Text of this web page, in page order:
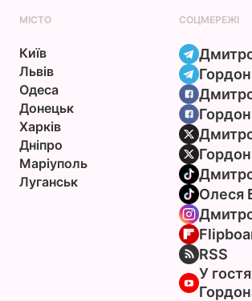
МІСТО
Київ
Львів
Одеса
Донецьк
Харків
Дніпро
Маріуполь
Луганськ
СОЦМЕРЕЖІ
Гордон
Гордон
Гордон
Олеся
RSS
У